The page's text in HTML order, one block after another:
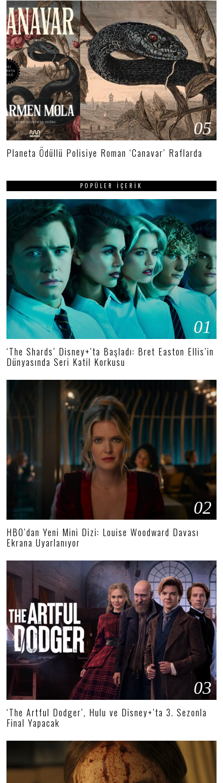
05
Planeta Ödüllü Polisiye Roman ‘Canavar’ Raflarda
POPÜLER İÇERIK
01
‘The Shards’ Disney+’ta Başladı: Bret Easton Ellis’in
Dünyasında Seri Katil Korkusu
02
HBO’dan Yeni Mini Dizi: Louise Woodward Davası
Ekrana Uyarlanıyor
03
‘The Artful Dodger’, Hulu ve Disney+’ta 3. Sezonla
Final Yapacak